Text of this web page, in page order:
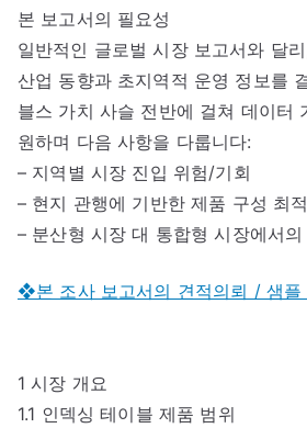
본 보고서의 필요성
일반적인 글로벌 시장 보고서와 달
산업 동향과 초지역적 운영 정보를
블스 가치 사슬 전반에 걸쳐 데이터
원하며 다음 사항을 다룹니다:
– 지역별 시장 진입 위험/기회
– 현지 관행에 기반한 제품 구성 최
– 분산형 시장 대 통합형 시장에서
❖본 조사 보고서의 견적의뢰 / 샘
1 시장 개요
1.1 인덱싱 테이블 제품 범위